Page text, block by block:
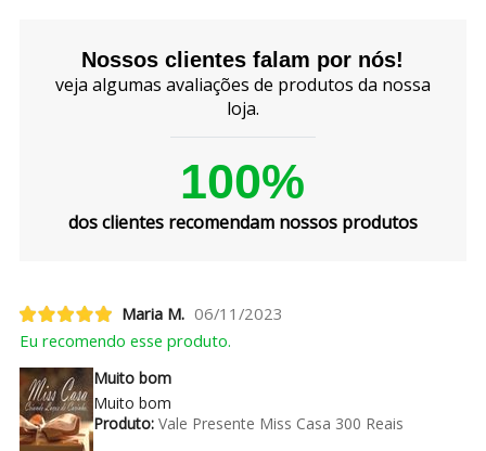
Nossos clientes falam por nós!
veja algumas avaliações de produtos da nossa
loja.
100%
dos clientes recomendam nossos produtos
Maria M. 06/11/2023
Eu recomendo esse produto.
Muito bom
Muito bom
Produto:Vale Presente Miss Casa 300 Reais